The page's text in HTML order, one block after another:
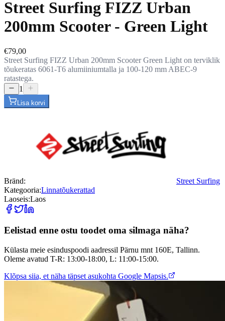
Street Surfing FIZZ Urban
200mm Scooter - Green Light
€79,00
Street Surfing FIZZ Urban 200mm Scooter Green Light on terviklik
tõukeratas 6061-T6 alumiiniumtalla ja 100-120 mm ABEC-9
ratastega.
1
Lisa korvi
Bränd:
Street Surfing
Kategooria:Linnatõukerattad
Laoseis:Laos
Eelistad enne ostu toodet oma silmaga näha?
Külasta meie esinduspoodi aadressil Pärnu mnt 160E, Tallinn.
Oleme avatud T-R: 13:00-18:00, L: 11:00-15:00.
Klõpsa siia, et näha täpset asukohta Google Mapsis.